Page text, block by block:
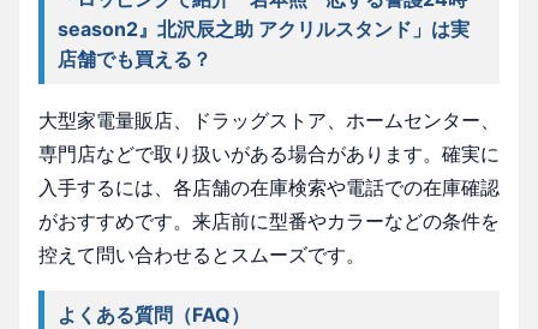
season2』北沢辰之助 アクリルスタンド」は実
店舗でも買える？
大型家電量販店、ドラッグストア、ホームセンター、
専門店などで取り扱いがある場合があります。確実に
入手するには、各店舗の在庫検索や電話での在庫確認
がおすすめです。来店前に型番やカラーなどの条件を
控えて問い合わせるとスムーズです。
よくある質問（FAQ）